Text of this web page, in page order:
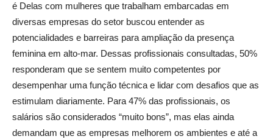
é Delas com mulheres que trabalham embarcadas em
diversas empresas do setor buscou entender as
potencialidades e barreiras para ampliação da presença
feminina em alto-mar. Dessas profissionais consultadas, 50%
responderam que se sentem muito competentes por
desempenhar uma função técnica e lidar com desafios que as
estimulam diariamente. Para 47% das profissionais, os
salários são considerados “muito bons”, mas elas ainda
demandam que as empresas melhorem os ambientes e até a